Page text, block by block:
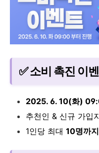
✅ 소비 촉진 이
2025. 6. 10(화)
추천인 & 신규 가입
1인당 최대 10명까